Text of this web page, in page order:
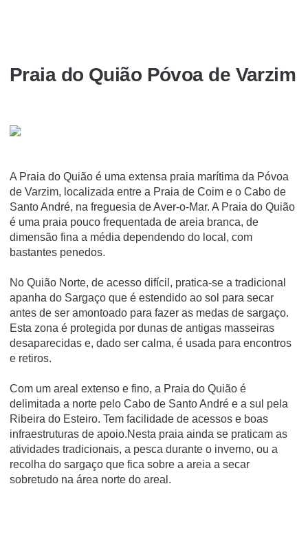
Praia do Quião Póvoa de Varzim
A Praia do Quião é uma extensa praia marí­tima da Póvoa
de Varzim, localizada entre a Praia de Coim e o Cabo de
Santo André, na freguesia de Aver-o-Mar. A Praia do Quião
é uma praia pouco frequentada de areia branca, de
dimensão fina a média dependendo do local, com
bastantes penedos.
No Quião Norte, de acesso difí­cil, pratica-se a tradicional
apanha do Sargaço que é estendido ao sol para secar
antes de ser amontoado para fazer as medas de sargaço.
Esta zona é protegida por dunas de antigas masseiras
desaparecidas e, dado ser calma, é usada para encontros
e retiros.
Com um areal extenso e fino, a Praia do Quião é
delimitada a norte pelo Cabo de Santo André e a sul pela
Ribeira do Esteiro. Tem facilidade de acessos e boas
infraestruturas de apoio.Nesta praia ainda se praticam as
atividades tradicionais, a pesca durante o inverno, ou a
recolha do sargaço que fica sobre a areia a secar
sobretudo na área norte do areal.